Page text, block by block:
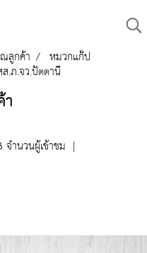
ลูกค้า หมวกแก๊ป
.ภ.จว.ปัตตานี
จำนวนผู้เข้าชม |